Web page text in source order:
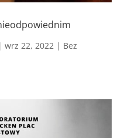
| wrz 22, 2022| Bez